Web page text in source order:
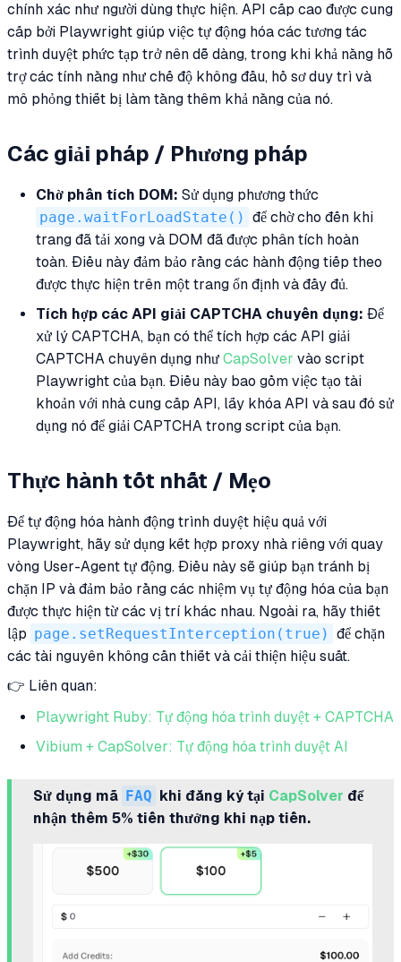
chính xác như người dùng thực hiện. API cấp cao được cung
cấp bởi Playwright giúp việc tự động hóa các tương tác
trình duyệt phức tạp trở nên dễ dàng, trong khi khả năng hỗ
trợ các tính năng như chế độ không đầu, hồ sơ duy trì và
mô phỏng thiết bị làm tăng thêm khả năng của nó.
Các giải pháp / Phương pháp
Chờ phân tích DOM: Sử dụng phương thức
page.waitForLoadState() để chờ cho đến khi
trang đã tải xong và DOM đã được phân tích hoàn
toàn. Điều này đảm bảo rằng các hành động tiếp theo
được thực hiện trên một trang ổn định và đầy đủ.
Tích hợp các API giải CAPTCHA chuyên dụng: Để
xử lý CAPTCHA, bạn có thể tích hợp các API giải
CAPTCHA chuyên dụng như CapSolver vào script
Playwright của bạn. Điều này bao gồm việc tạo tài
khoản với nhà cung cấp API, lấy khóa API và sau đó sử
dụng nó để giải CAPTCHA trong script của bạn.
Thực hành tốt nhất / Mẹo
Để tự động hóa hành động trình duyệt hiệu quả với
Playwright, hãy sử dụng kết hợp proxy nhà riêng với quay
vòng User-Agent tự động. Điều này sẽ giúp bạn tránh bị
chặn IP và đảm bảo rằng các nhiệm vụ tự động hóa của bạn
được thực hiện từ các vị trí khác nhau. Ngoài ra, hãy thiết
lập page.setRequestInterception(true) để chặn
các tài nguyên không cần thiết và cải thiện hiệu suất.
👉 Liên quan:
Playwright Ruby: Tự động hóa trình duyệt + CAPTCHA
Vibium + CapSolver: Tự động hóa trình duyệt AI
Sử dụng mã FAQ khi đăng ký tại CapSolver để
nhận thêm 5% tiền thưởng khi nạp tiền.